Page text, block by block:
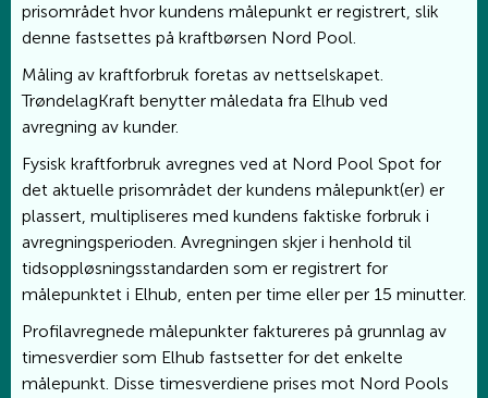
prisområdet hvor kundens målepunkt er registrert, slik
denne fastsettes på kraftbørsen Nord Pool.
Måling av kraftforbruk foretas av nettselskapet.
TrøndelagKraft benytter måledata fra Elhub ved
avregning av kunder.
Fysisk kraftforbruk avregnes ved at Nord Pool Spot for
det aktuelle prisområdet der kundens målepunkt(er) er
plassert, multipliseres med kundens faktiske forbruk i
avregningsperioden. Avregningen skjer i henhold til
tidsoppløsningsstandarden som er registrert for
målepunktet i Elhub, enten per time eller per 15 minutter.
Profilavregnede målepunkter faktureres på grunnlag av
timesverdier som Elhub fastsetter for det enkelte
målepunkt. Disse timesverdiene prises mot Nord Pools